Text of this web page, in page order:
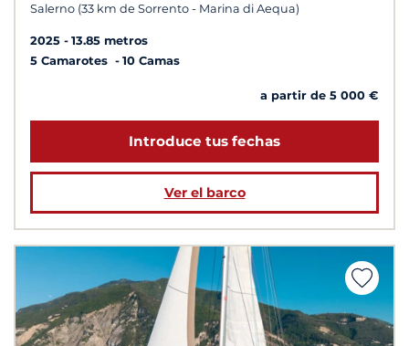
Salerno (33 km de Sorrento - Marina di Aequa)
2025
13.85 metros
5 Camarotes
10 Camas
a partir de 5 000 €
Introduce tus fechas
Ver el barco